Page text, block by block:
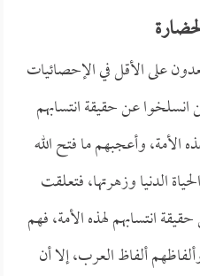
على الأقل في الإحصائيات
انسلخوا عن حقيقة انتسابهم
الأمة، وأعجبهم ما فتح الله
الدنيا وزهرتها، فتعلقت
انتسابهم لهذه الأمة، فهم
ألفاظ العرب، إلا أن